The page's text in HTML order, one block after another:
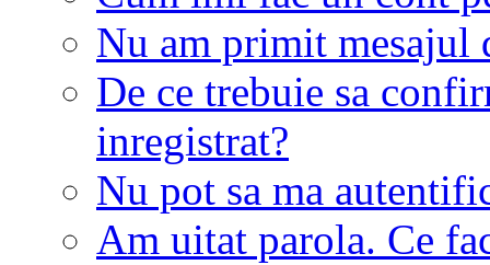
Nu am primit mesajul
De ce trebuie sa
inregistrat?
Nu pot sa ma
Am uitat parola. Ce